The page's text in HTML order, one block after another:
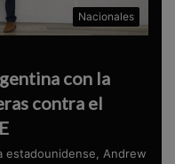
Nacionales
con la
contra el
estadounidense, Andrew